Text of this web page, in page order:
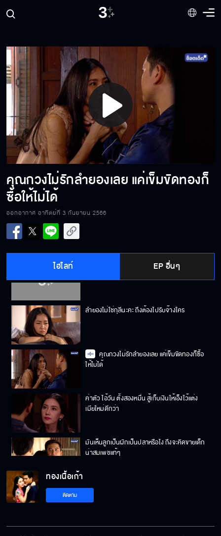
Play
Video
คุณกวงไม่รักลำยองเลย แค่เข็มขัดทองก็
ซื้อให้ไม่ได้
ออกอากาศ อาทิตย์ที่ 3 กันยายน 2566
ไฮไลท์ EP อื่นๆ
คุณกวงเขารักเมียเขามาก เมียเขาไม่ต่ำและขี้เมา
อย่างมึง
เมียเก็บอย่างเธอมีสิทธิ์อะไรมาบอกให้ฉันเลิกกับ
คุณกวง
ทำไมไม่เลี้ยงเอง ไหนบอกว่าเป็นน้องแท้ๆ ไง
แล้วกูไม่ใช่เมียมึงเหรอ มึงถึงไม่ต้องดูแลกู
การที่ฉันได้เจอคนดีๆ เป็นเพราะว่าฉันไหว้เจ้าที่
ลำยองไม่ใช่กุลีนะคะ ถึงต้องไปรับจ้างใคร
คุณกวงไม่รักลำยองเลย แค่เข็มขัดทองก็ซื้อ
ให้ไม่ได้
ค่าตัว ไอ้วัน ตั้งสองหมื่น สู้เก็บเงินให้เอ็งไว้แต่ง
เมียใหม่ดีกว่า
มันเห็นลูกเป็นผักเป็นปลาหรือไง ถึงจะคิดขายเด็ก
น่าสมเพชแท้ๆ
ลูกเขยใหม่มึงเขารู้หรือยังว่า อีลำยอง มันเคยมีลูก
ทองเนื้อเก้า
ติดตาม